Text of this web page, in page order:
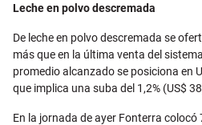
Leche en polvo descremada
De leche en polvo descremada se
más que en la última venta del
promedio alcanzado se posiciona en
que implica una suba del 1,2% (US$
En la jornada de ayer Fonterra